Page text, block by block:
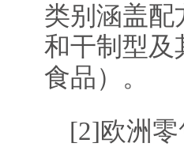
类别涵盖配
和干制型及
食品）。
[2]欧洲